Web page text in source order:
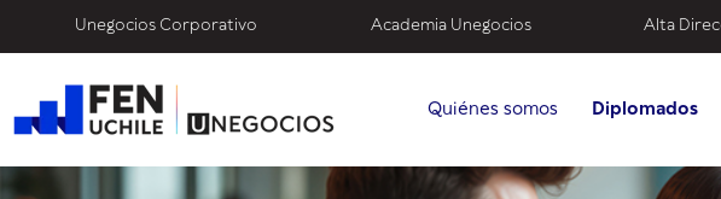
Unegocios Corporativo Academia Unegocios Alta
Quiénes somos Diplomados